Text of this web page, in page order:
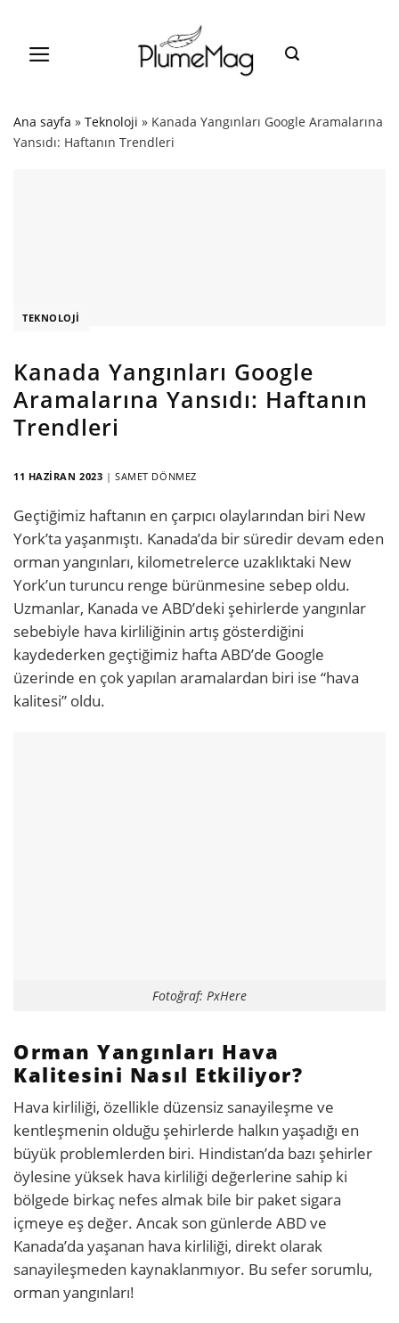
content
Ana sayfa » Teknoloji » Kanada Yangınları Google Aramalarına
Yansıdı: Haftanın Trendleri
TEKNOLOJI
Kanada Yangınları Google
Aramalarına Yansıdı: Haftanın
Trendleri
11 HAZIRAN 2023 |SAMET DÖNMEZ
Geçtiğimiz haftanın en çarpıcı olaylarından biri New
York’ta yaşanmıştı. Kanada’da bir süredir devam eden
orman yangınları, kilometrelerce uzaklıktaki New
York’un turuncu renge bürünmesine sebep oldu.
Uzmanlar, Kanada ve ABD’deki şehirlerde yangınlar
sebebiyle hava kirliliğinin artış gösterdiğini
kaydederken geçtiğimiz hafta ABD’de Google
üzerinde en çok yapılan aramalardan biri ise “hava
kalitesi” oldu.
Fotoğraf: PxHere
Orman Yangınları Hava
Kalitesini Nasıl Etkiliyor?
Hava kirliliği, özellikle düzensiz sanayileşme ve
kentleşmenin olduğu şehirlerde halkın yaşadığı en
büyük problemlerden biri. Hindistan’da bazı şehirler
öylesine yüksek hava kirliliği değerlerine sahip ki
bölgede birkaç nefes almak bile bir paket sigara
içmeye eş değer. Ancak son günlerde ABD ve
Kanada’da yaşanan hava kirliliği, direkt olarak
sanayileşmeden kaynaklanmıyor. Bu sefer sorumlu,
orman yangınları!